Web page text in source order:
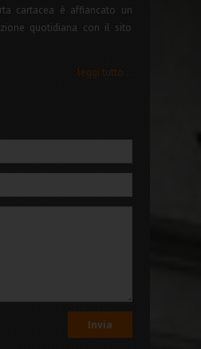
cartacea è affiancato un
quotidiana con il sito
leggi tutto...